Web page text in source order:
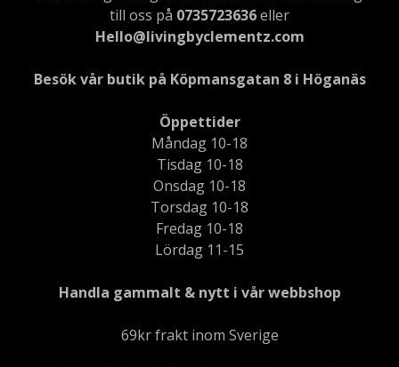
till oss på 0735723636eller
Hello@livingbyclementz.com
Besök vår butik på Köpmansgatan 8 i Höganäs
Öppettider
Måndag 10-18
Tisdag 10-18
Onsdag 10-18
Torsdag 10-18
Fredag 10-18
Lördag 11-15
Handla gammalt & nytt i vår webbshop
69kr frakt inom Sverige